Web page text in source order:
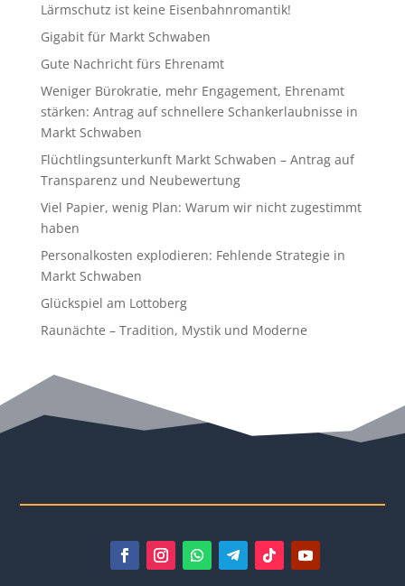
Lärmschutz ist keine Eisenbahnromantik!
Gigabit für Markt Schwaben
Gute Nachricht fürs Ehrenamt
Weniger Bürokratie, mehr Engagement, Ehrenamt
stärken: Antrag auf schnellere Schankerlaubnisse in
Markt Schwaben
Flüchtlingsunterkunft Markt Schwaben – Antrag auf
Transparenz und Neubewertung
Viel Papier, wenig Plan: Warum wir nicht zugestimmt
haben
Personalkosten explodieren: Fehlende Strategie in
Markt Schwaben
Glückspiel am Lottoberg
Raunächte – Tradition, Mystik und Moderne